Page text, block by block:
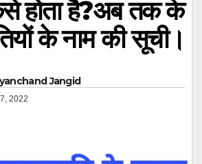
होता है?अब तक के
के नाम की सूची।
Jangid
2022